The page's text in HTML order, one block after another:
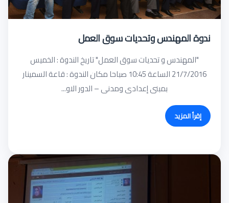
ندوة المهندس وتحديات سوق العمل
"المهندس و تحديات سوق العمل" تاريخ الندوة : الخميس
21/7/2016 الساعة 10:45 صباحا مكان الندوة : قاعة السمينار
بمبنى إعدادى ومدنى – الدور الاو...
إقرأ المزيد